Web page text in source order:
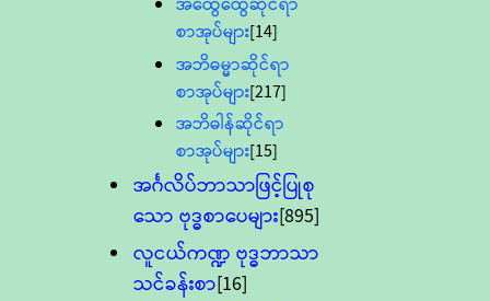
စာအုပ်များ[14]
အဘိဓမ္မာဆိုင်ရာ
စာအုပ်များ[217]
အဘိဓါန်ဆိုင်ရာ
စာအုပ်များ[15]
အင်္ဂလိပ်ဘာသာဖြင့်ပြုစု
သော ဗုဒ္ဓစာပေများ[895]
လူငယ်ကဏ္ဍ ဗုဒ္ဓဘာသာ
သင်ခန်းစာ[16]